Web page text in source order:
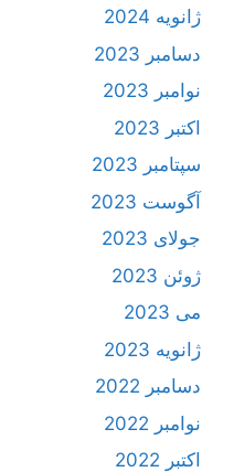
ژانویه 2024
دسامبر 2023
نوامبر 2023
اکتبر 2023
سپتامبر 2023
آگوست 2023
جولای 2023
ژوئن 2023
می 2023
ژانویه 2023
دسامبر 2022
نوامبر 2022
اکتبر 2022